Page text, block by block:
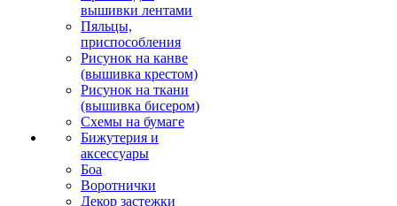
вышивки лентами
Пяльцы,
приспособления
Рисунок на канве
(вышивка крестом)
Рисунок на ткани
(вышивка бисером)
Схемы на бумаге
Бижутерия и
аксессуары
Боа
Воротнички
Декор застежки